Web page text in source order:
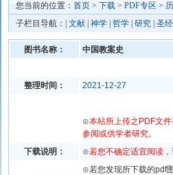
您当前的位置： 首页 > 下载 > PDF专区 >
子栏目导航：| 文献 神学 哲学 研究 圣经
图书名称： 中国教案史
整理时间： 2021-12-27
⊙本站所上传之PDF文
参阅或供学者研究。
下载说明：
⊙若您不确定适宜阅读
⊙若您发现所下载的pdf